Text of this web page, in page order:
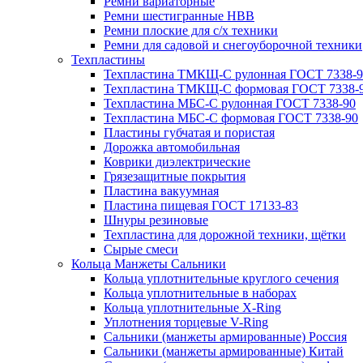
Ремни шестигранные HBB
Ремни плоские для с/х техники
Ремни для садовой и снегоуборочной техники
Техпластины
Техпластина ТМКЩ-С рулонная ГОСТ 7338-
Техпластина ТМКЩ-С формовая ГОСТ 7338-
Техпластина МБС-С рулонная ГОСТ 7338-90
Техпластина МБС-С формовая ГОСТ 7338-90
Пластины губчатая и пористая
Дорожка автомобильная
Коврики диэлектрические
Грязезащитные покрытия
Пластина вакуумная
Пластина пищевая ГОСТ 17133-83
Шнуры резиновые
Техпластина для дорожной техники, щётки
Сырые смеси
Кольца Манжеты Сальники
Кольца уплотнительные круглого сечения
Кольца уплотнительные в наборах
Кольца уплотнительные Х-Ring
Уплотнения торцевые V-Ring
Сальники (манжеты армированные) Россия
Сальники (манжеты армированные) Китай